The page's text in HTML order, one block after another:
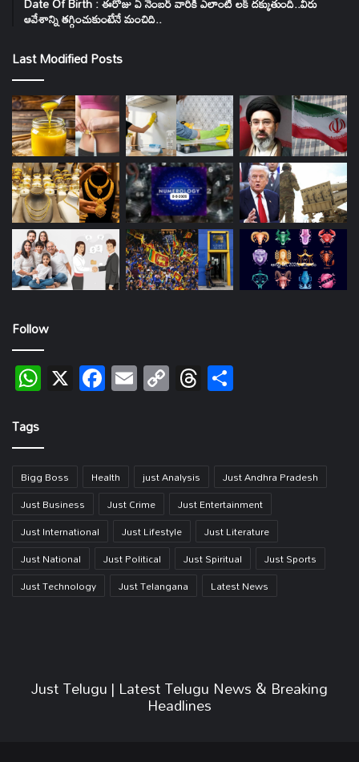
ఆవేశాన్ని తగ్గించుకుంటేనే మంచిది..
Last Modified Posts
Follow
WhatsApp
X Facebook
EmailCopy
Link
Threads
Tags
Bigg Boss Health just Analysis
Just Andhra Pradesh
Just Business
Just Crime
Just Entertainment
Just International
Just Lifestyle
Just Literature
Just National
Just Political Just Spiritual
Just Sports
Just Technology
Just Telangana Latest News
Just Telugu | Latest Telugu News & Breaking
Headlines